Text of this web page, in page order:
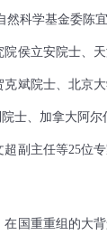
学基金委陈
侯立安院士、
斌院士、北京
、加拿大阿
副主任等25位
国重重组的大